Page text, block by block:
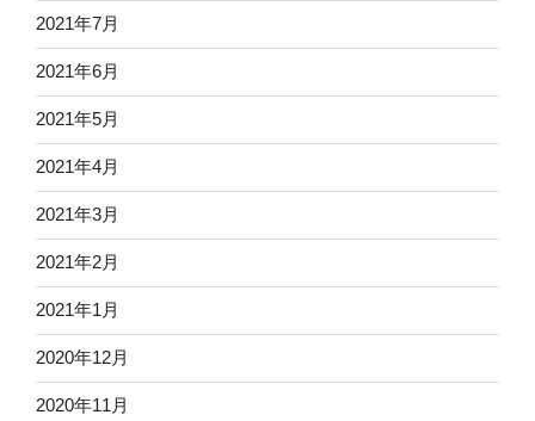
2021年7月
2021年6月
2021年5月
2021年4月
2021年3月
2021年2月
2021年1月
2020年12月
2020年11月